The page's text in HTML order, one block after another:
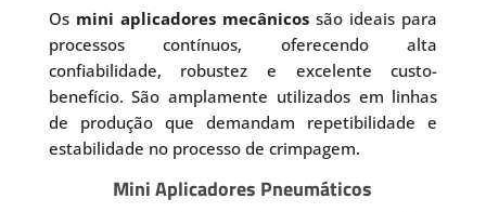
Os mini aplicadores mecânicos são ideais para
processos contínuos, oferecendo alta
confiabilidade, robustez e excelente custo-
benefício. São amplamente utilizados em linhas
de produção que demandam repetibilidade e
estabilidade no processo de crimpagem.
Mini Aplicadores Pneumáticos